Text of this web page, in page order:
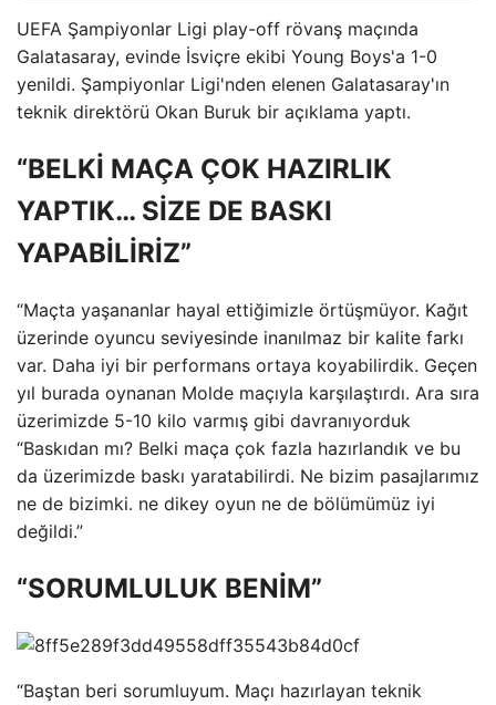
UEFA Şampiyonlar Ligi play-off rövanş maçında
Galatasaray, evinde İsviçre ekibi Young Boys'a 1-0
yenildi. Şampiyonlar Ligi'nden elenen Galatasaray'ın
teknik direktörü Okan Buruk bir açıklama yaptı.
“BELKİ MAÇA ÇOK HAZIRLIK
YAPTIK… SİZE DE BASKI
YAPABİLİRİZ”
“Maçta yaşananlar hayal ettiğimizle örtüşmüyor. Kağıt
üzerinde oyuncu seviyesinde inanılmaz bir kalite farkı
var. Daha iyi bir performans ortaya koyabilirdik. Geçen
yıl burada oynanan Molde maçıyla karşılaştırdı. Ara sıra
üzerimizde 5-10 kilo varmış gibi davranıyorduk
“Baskıdan mı? Belki maça çok fazla hazırlandık ve bu
da üzerimizde baskı yaratabilirdi. Ne bizim pasajlarımız
ne de bizimki. ne dikey oyun ne de bölümümüz iyi
değildi.”
“SORUMLULUK BENİM”
“Baştan beri sorumluyum. Maçı hazırlayan teknik